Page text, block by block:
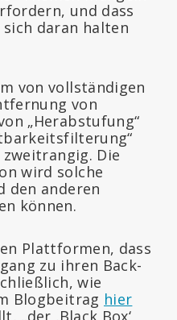
und dass
daran halten
von vollständigen
von
„Herabstufung“
Die
wird solche
den anderen
können.
Plattformen, dass
zu ihren Back-
wie
Blogbeitrag hier
‚Black Box‘